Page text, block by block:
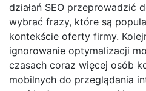
działań SEO przeprowadzić
wybrać frazy, które są
kontekście oferty firmy.
ignorowanie optymalizacji
czasach coraz więcej osób
mobilnych do przeglądania